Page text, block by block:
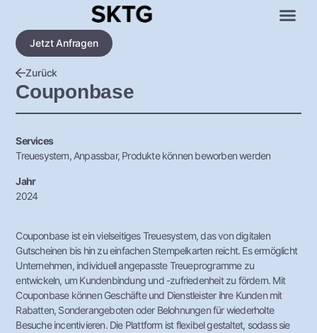
Jetzt Anfragen
Zurück
Couponbase
Services
Treuesystem, Anpassbar, Produkte können beworben werden
Jahr
2024
Couponbase ist ein vielseitiges Treuesystem, das von digitalen
Gutscheinen bis hin zu einfachen Stempelkarten reicht. Es ermöglicht
Unternehmen, individuell angepasste Treueprogramme zu
entwickeln, um Kundenbindung und -zufriedenheit zu fördern. Mit
Couponbase können Geschäfte und Dienstleister ihre Kunden mit
Rabatten, Sonderangeboten oder Belohnungen für wiederholte
Besuche incentivieren. Die Plattform ist flexibel gestaltet, sodass sie